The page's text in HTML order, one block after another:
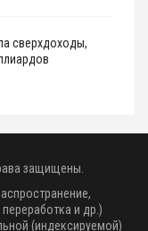
сверхдоходы,
защищены.
и др.)
(индексируемой)